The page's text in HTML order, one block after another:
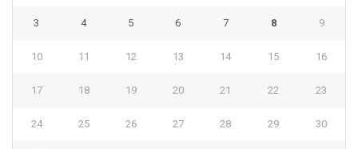
3 4 5 6 7 8 9
10 11 12 13 14 15 16
17 18 19 20 21 22 23
24 25 26 27 28 29 30